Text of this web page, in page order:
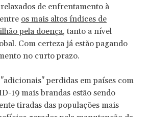
de enfrentamento à
os mais altos índices de
pela doença, tanto a nível
Com certeza já estão pagando
no curto prazo.
perdidas em países com
19 mais brandas estão sendo
tiradas das populações mais